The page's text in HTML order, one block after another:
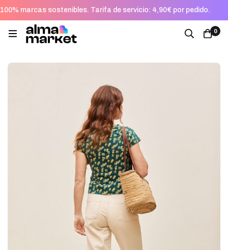
100% marcas sostenibles. Tarifa de servicio: 4,90€ por pedido.
0